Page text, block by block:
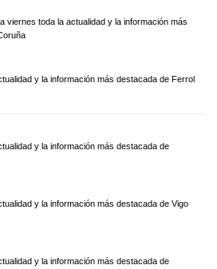
viernes toda la actualidad y la información más
y la información más destacada de Ferrol
y la información más destacada de
y la información más destacada de Vigo
y la información más destacada de